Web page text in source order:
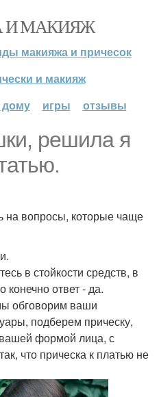
И МАКИЯЖ
макияжа и причесок
и макияж
дому
игры отзывы
решила я
на вопросы, которые чаще
в стойкости средств, в
конечно ответ - да.
обговорим ваши
подберем прическу,
вашей формой лица, с
что прическа к платью не